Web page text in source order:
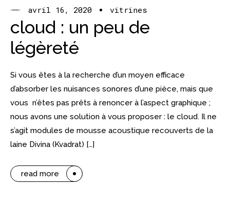
avril 16, 2020 vitrines
cloud : un peu de
légèreté
Si vous êtes à la recherche d’un moyen efficace
d’absorber les nuisances sonores d’une pièce, mais que
vous n’êtes pas prêts à renoncer à l’aspect graphique ;
nous avons une solution à vous proposer : le cloud. Il ne
s’agit modules de mousse acoustique recouverts de la
laine Divina (Kvadrat) […]
read more